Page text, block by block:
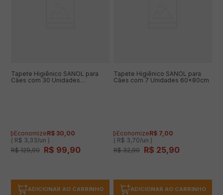
Tapete Higiênico SANOL para
Cães com 30 Unidades
EconomizeR$ 30,00
( R$ 3,33/un )
R$ 129,90 R$ 99,90
ADICIONAR AO CARRINHO
Tapete Higiênico SANOL para
Cães com 7 Unidades 60x80cm
EconomizeR$ 7,00
( R$ 3,70/un )
R$ 32,90 R$ 25,90
ADICIONAR AO CARRINHO